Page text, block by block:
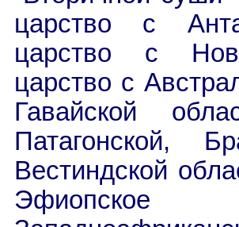
царство с
царство с
царство с
Гавайской
Патагонской,
Вестиндской
Эфиопское